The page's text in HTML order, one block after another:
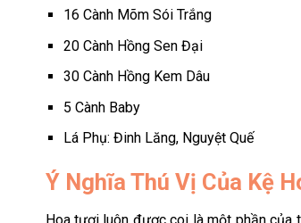
16 Cành Mõm Sói Trắng
20 Cành Hồng Sen Đại
30 Cành Hồng Kem Dâu
5 Cành Baby
Lá Phụ: Đinh Lăng, Nguyệt Quế
Ý Nghĩa Thú Vị Của Kệ